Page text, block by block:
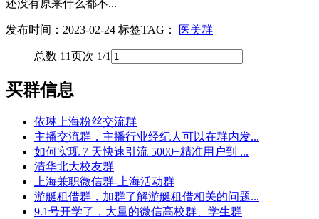
还没有原来什么都不...
发布时间：2023-02-24 标签TAG： 医美群
总数 1 1页次 1/1
买群信息
依琳上海粉丝交流群
主播交流群，主播行业经纪人可以在群内发...
如何实现 7 天快速引流 5000+精准用户到 ...
清华北大校友群
上海兼职微信群-上海活动群
游艇租借群，加群了解游艇租借相关的问题...
9.1号开学了，大量的微信高校群、学生群